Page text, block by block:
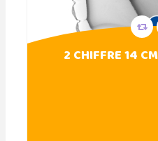
2 CHIFFRE 14